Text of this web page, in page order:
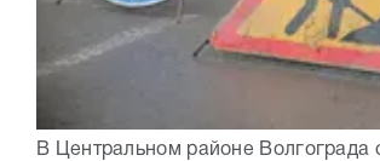
В Центральном районе Волгограда